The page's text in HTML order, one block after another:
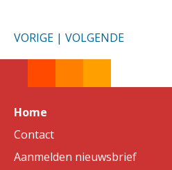
VORIGE | VOLGENDE
Home
Contact
Aanmelden nieuwsbrief